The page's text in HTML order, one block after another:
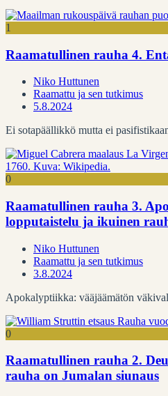
1
Raamatullinen rauha 4.
Niko Huttunen
Raamattu ja sen tutkimus
5.8.2024
Ei sotapäällikkö mutta ei
0
Raamatullinen rauha 3.
lopputaistelu ja ikuinen
Niko Huttunen
Raamattu ja sen tutkimus
3.8.2024
Apokalyptiikka: vääjäämätön
0
Raamatullinen rauha 2.
rauha on Jumalan siunaus